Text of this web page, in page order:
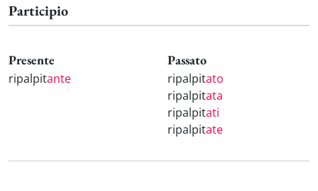
Participio
Presente
ripalpitante
Passato
ripalpitato
ripalpitata
ripalpitati
ripalpitate